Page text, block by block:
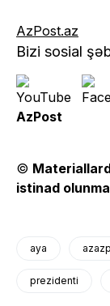
AzPost.az
Bizi sosial
AzPost
©
istinad
aya
prezidenti